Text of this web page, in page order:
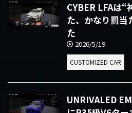
CYBER LFAは“
た、かなり罰当
た
2026/5/19
CUSTOMIZED CAR
UNRIVALED